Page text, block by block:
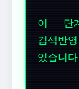
이 단
검색반
있습니